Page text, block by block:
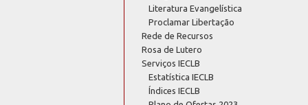
Literatura Evangelística
Proclamar Libertação
Rede de Recursos
Rosa de Lutero
Serviços IECLB
Estatística IECLB
Índices IECLB